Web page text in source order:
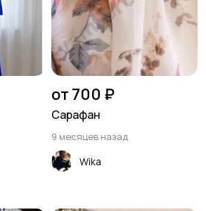
от 700 ₽
Сарафан
9 месяцев назад
Wika